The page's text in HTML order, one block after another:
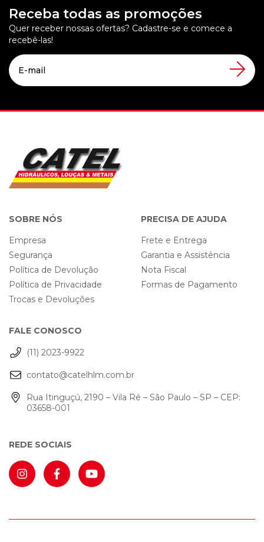
Receba todas as promoções
Quer receber nossas ofertas? Cadastre-se e comece a
recebê-las!
SOBRE NÓS
Empresa
Segurança
Política de Devolução
Política de Privacidade
Trocas e Devoluções
PRECISA DE AJUDA
Frete e Entrega
Garantia e Assistência
Nota Fiscal
Formas de Pagamento
FALE CONOSCO
(11) 2023-9922
contato@catelhlm.com.br
Rua Itinguçú, 2190 – Vila Ré – São Paulo – SP – CEP:
03658-001
REDE SOCIAIS